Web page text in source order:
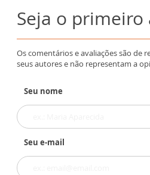
Seja o
Os comentários e avaliações são de
seus autores e não representam a
Seu nome
Seu e-mail